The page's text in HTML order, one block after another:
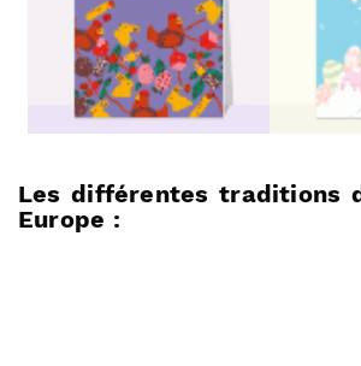
Les différentes traditions
Europe :